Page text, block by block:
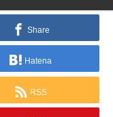
Share
Hatena
RSS